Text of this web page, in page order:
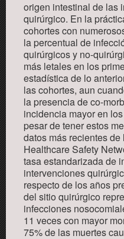
origen intestinal de las
quirúrgico. En la
cohortes con
la percentual de
quirúrgicos y no-
más letales en los
estadística de lo
las cohortes, aun
la presencia de co-
incidencia mayor en
pesar de tener estos
datos más recientes
Healthcare Safety
tasa estandarizada de
intervenciones
respecto de los años
del sitio quirúrgico
infecciones
11 veces con mayor
75% de las muertes